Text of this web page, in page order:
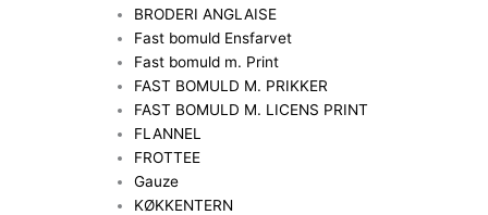
BRODERI ANGLAISE
Fast bomuld Ensfarvet
Fast bomuld m. Print
FAST BOMULD M. PRIKKER
FAST BOMULD M. LICENS PRINT
FLANNEL
FROTTEE
Gauze
KØKKENTERN